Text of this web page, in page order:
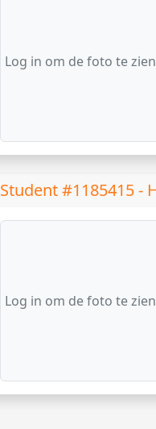
Log in om de foto te zien
Student #1185415 -
Log in om de foto te zien